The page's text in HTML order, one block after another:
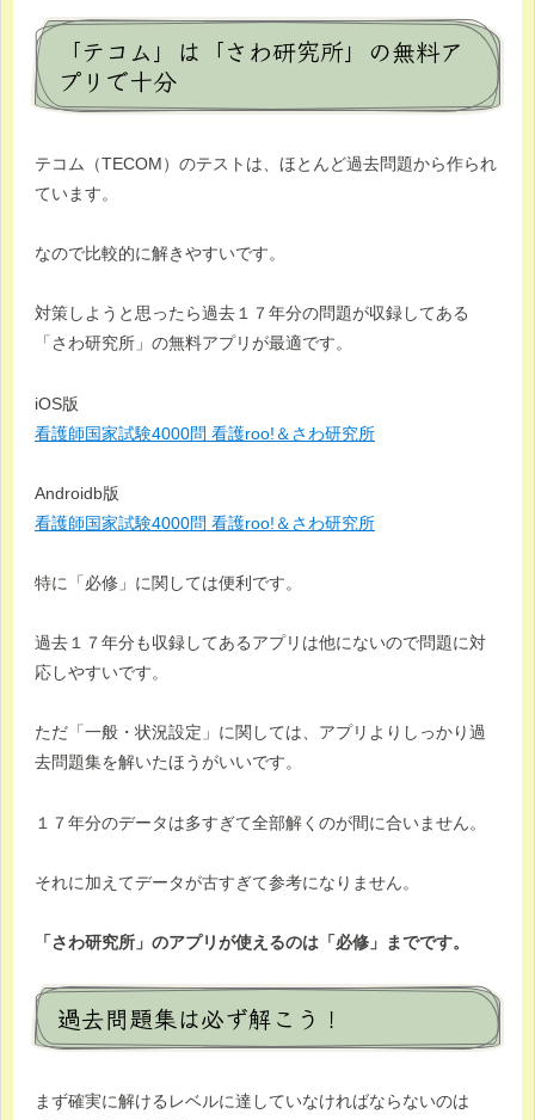
「テコム」は「さわ研究所」の無料ア
プリで十分
テコム（TECOM）のテストは、ほとんど過去問題から作られ
ています。
なので比較的に解きやすいです。
対策しようと思ったら過去１７年分の問題が収録してある
「さわ研究所」の無料アプリが最適です。
iOS版
看護師国家試験4000問 看護roo!＆さわ研究所
Androidb版
看護師国家試験4000問 看護roo!＆さわ研究所
特に「必修」に関しては便利です。
過去１７年分も収録してあるアプリは他にないので問題に対
応しやすいです。
ただ「一般・状況設定」に関しては、アプリよりしっかり過
去問題集を解いたほうがいいです。
１７年分のデータは多すぎて全部解くのが間に合いません。
それに加えてデータが古すぎて参考になりません。
「さわ研究所」のアプリが使えるのは「必修」までです。
過去問題集は必ず解こう！
まず確実に解けるレベルに達していなければならないのは